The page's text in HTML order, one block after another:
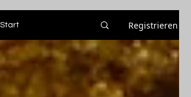
Start Registrieren